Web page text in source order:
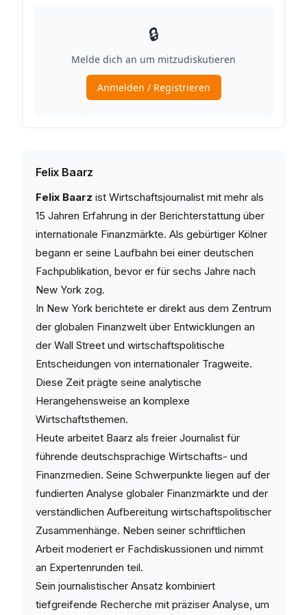
Felix Baarz
Felix Baarz ist Wirtschaftsjournalist mit mehr als
15 Jahren Erfahrung in der Berichterstattung über
internationale Finanzmärkte. Als gebürtiger Kölner
begann er seine Laufbahn bei einer deutschen
Fachpublikation, bevor er für sechs Jahre nach
New York zog.
In New York berichtete er direkt aus dem Zentrum
der globalen Finanzwelt über Entwicklungen an
der Wall Street und wirtschaftspolitische
Entscheidungen von internationaler Tragweite.
Diese Zeit prägte seine analytische
Herangehensweise an komplexe
Wirtschaftsthemen.
Heute arbeitet Baarz als freier Journalist für
führende deutschsprachige Wirtschafts- und
Finanzmedien. Seine Schwerpunkte liegen auf der
fundierten Analyse globaler Finanzmärkte und der
verständlichen Aufbereitung wirtschaftspolitischer
Zusammenhänge. Neben seiner schriftlichen
Arbeit moderiert er Fachdiskussionen und nimmt
an Expertenrunden teil.
Sein journalistischer Ansatz kombiniert
tiefgreifende Recherche mit präziser Analyse, um